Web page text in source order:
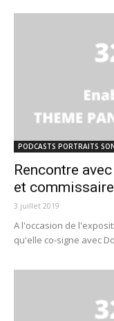
PODCASTS PORTRAITS
Rencontre
et
3 juillet 2019
A l'occasion de
qu'elle co-signe avec